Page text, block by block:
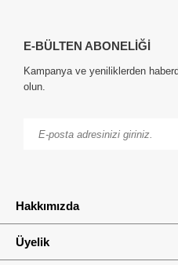
E-BÜLTEN ABONELİĞİ
Kampanya ve yeniliklerden
olun.
Hakkımızda
Üyelik